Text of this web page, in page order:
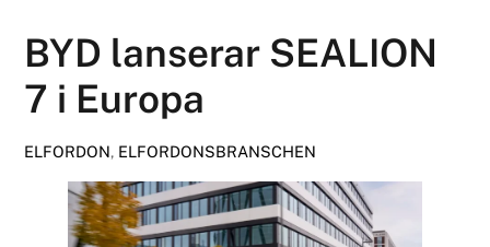
BYD lanserar SEALION
7 i Europa
ELFORDON, ELFORDONSBRANSCHEN